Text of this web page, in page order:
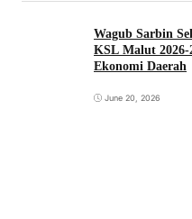
Wagub Sarbin
KSL Malut 2026-
Ekonomi Daerah
June 20, 2026